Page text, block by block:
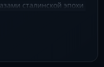
сталинской эпохи
личными мечтами и